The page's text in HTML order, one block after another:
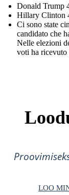
Donald Trump
Hillary Clinton
Ci sono state
candidato che
Nelle elezioni
voti ha
LOO